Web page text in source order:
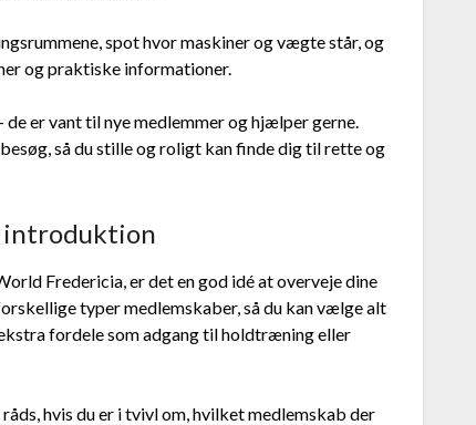
spot hvor maskiner og vægte står, og
og praktiske informationer.
er vant til nye medlemmer og hjælper gerne.
så du stille og roligt kan finde dig til rette og
introduktion
Fredericia, er det en god idé at overveje dine
typer medlemskaber, så du kan vælge alt
fordele som adgang til holdtræning eller
hvis du er i tvivl om, hvilket medlemskab der